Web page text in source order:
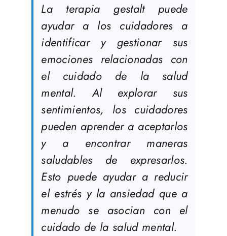
La terapia gestalt puede
ayudar a los cuidadores a
identificar y gestionar sus
emociones relacionadas con
el cuidado de la salud
mental. Al explorar sus
sentimientos, los cuidadores
pueden aprender a aceptarlos
y a encontrar maneras
saludables de expresarlos.
Esto puede ayudar a reducir
el estrés y la ansiedad que a
menudo se asocian con el
cuidado de la salud mental.